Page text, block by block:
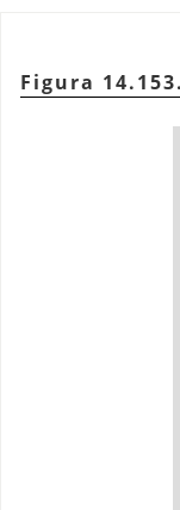
Figura